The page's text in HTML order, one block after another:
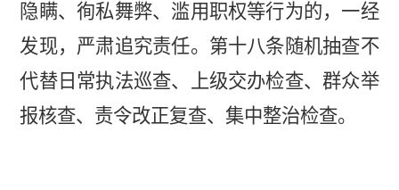
隐瞒、徇私舞弊、滥用职权等行为的，一经
发现，严肃追究责任。第十八条随机抽查不
代替日常执法巡查、上级交办检查、群众举
报核查、责令改正复查、集中整治检查。